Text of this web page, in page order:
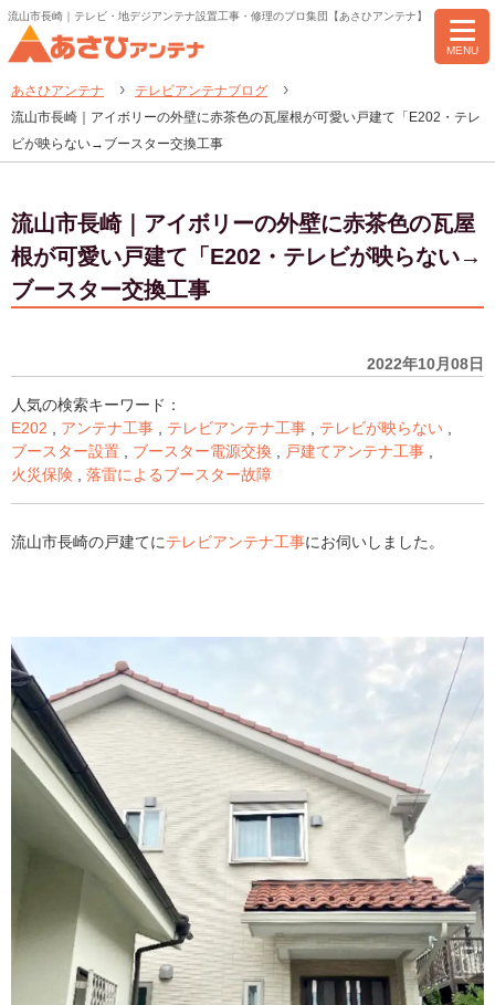
流山市長崎｜テレビ・地デジアンテナ設置工事・修理のプロ集団【あさひアンテナ】
MENU
あさひアンテナ
テレビアンテナブログ
流山市長崎｜アイボリーの外壁に赤茶色の瓦屋根が可愛い戸建て「E202・テレ
ビが映らない→ブースター交換工事
流山市長崎｜アイボリーの外壁に赤茶色の瓦屋
根が可愛い戸建て「E202・テレビが映らない→
ブースター交換工事
2022年10月08日
人気の検索キーワード：
E202
アンテナ工事 テレビアンテナ工事 テレビが映らない
ブースター設置
ブースター電源交換 戸建てアンテナ工事
火災保険
落雷によるブースター故障
流山市長崎の戸建てにテレビアンテナ工事にお伺いしました。